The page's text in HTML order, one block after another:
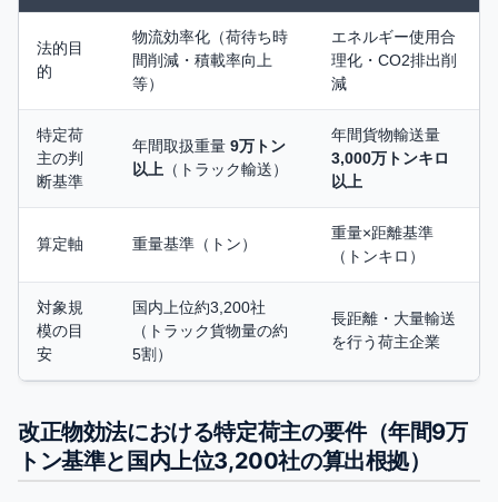
法的目
的
物流効率化（荷待ち時
間削減・積載率向上
等）
エネルギー使用合
理化・CO2排出削
減
特定荷
主の判
断基準
年間取扱重量 9万トン
以上 （トラック輸送）
年間貨物輸送量
3,000万トンキロ
以上
算定軸 重量基準（トン）
重量×距離基準
（トンキロ）
対象規
模の目
安
国内上位約3,200社
（トラック貨物量の約
5割）
長距離・大量輸送
を行う荷主企業
改正物効法における特定荷主の要件（年間9万
トン基準と国内上位3,200社の算出根拠）